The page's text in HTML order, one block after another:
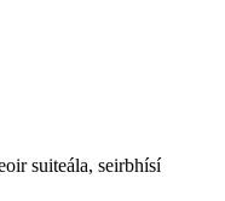
suiteála, seirbhísí